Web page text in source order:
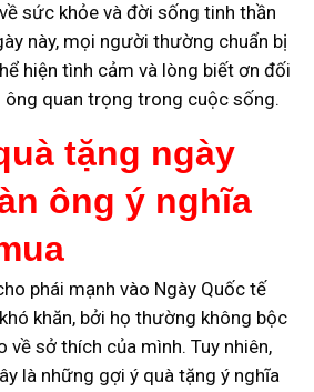
sức khỏe và đời sống tinh thần
này, mọi người thường chuẩn bị
hiện tình cảm và lòng biết ơn đối
quan trọng trong cuộc sống.
tặng ngày
ông ý nghĩa
phái mạnh vào Ngày Quốc tế
khăn, bởi họ thường không bộc
về sở thích của mình. Tuy nhiên,
là những gợi ý quà tặng ý nghĩa